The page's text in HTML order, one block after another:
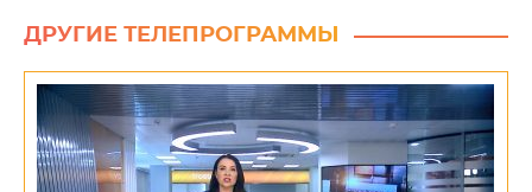
ДРУГИЕ ТЕЛЕПРОГРАММЫ